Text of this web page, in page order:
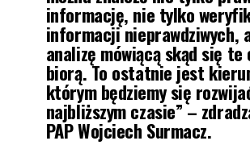
informację, nie tylko
informacji nieprawdziwych,
analizę mówiącą skąd się
biorą. To ostatnie jest
którym będziemy się
najbliższym czasie” –
PAP Wojciech Surmacz.